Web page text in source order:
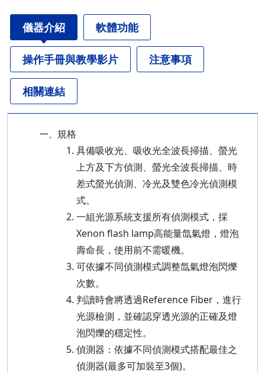
儀器介紹 軟體功能
操作手冊與教學影片 注意事項
相關連結
一、 規格
具備吸收光、吸收光全波長掃描、螢光
上方及下方偵測、螢光全波長掃描、時
差式螢光偵測、冷光及雙色冷光偵測模
式。
一組光源系統支援所有偵測模式，採
Xenon flash lamp高能量氙氣燈，燈泡
壽命長，使用前不需暖機。
可依據不同偵測模式調整氙氣燈泡閃爍
次數。
判讀時會將透過Reference Fiber，進行
光源檢測，並確認穿透光源的正確及燈
泡閃爍的穩定性。
偵測器：依據不同偵測模式搭配最佳之
偵測器(最多可加裝至3個)。